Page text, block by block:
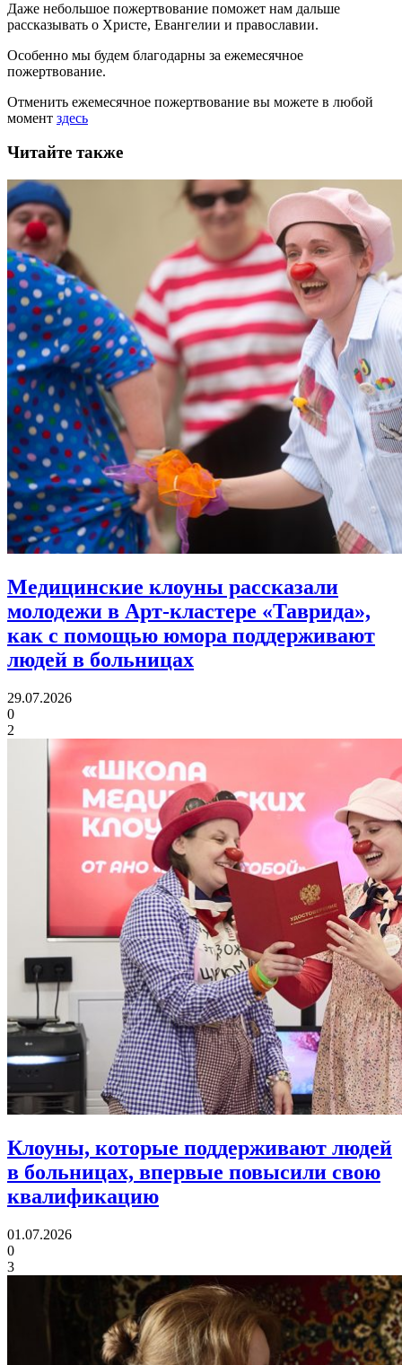
Даже небольшое пожертвование поможет нам дальше
рассказывать о Христе, Евангелии и православии.
Особенно мы будем благодарны за ежемесячное
пожертвование.
Отменить ежемесячное пожертвование вы можете в любой
момент здесь
Читайте также
Медицинские клоуны рассказали
молодежи в Арт-кластере «Таврида»,
как с помощью юмора поддерживают
людей в больницах
29.07.2026
0
2
Клоуны, которые поддерживают людей
в больницах, впервые повысили свою
квалификацию
01.07.2026
0
3